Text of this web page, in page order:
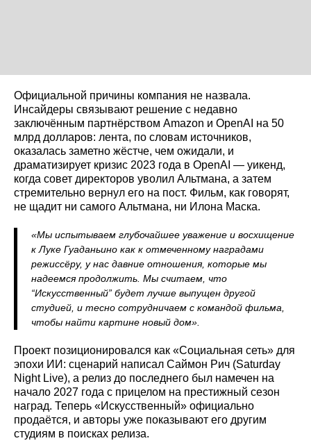
Официальной причины компания не назвала.
Инсайдеры связывают решение с недавно
заключённым партнёрством Amazon и OpenAI на 50
млрд долларов: лента, по словам источников,
оказалась заметно жёстче, чем ожидали, и
драматизирует кризис 2023 года в OpenAI — уикенд,
когда совет директоров уволил Альтмана, а затем
стремительно вернул его на пост. Фильм, как говорят,
не щадит ни самого Альтмана, ни Илона Маска.
«Мы испытываем глубочайшее уважение и восхищение
к Луке Гуаданьино как к отмеченному наградами
режиссёру, у нас давние отношения, которые мы
надеемся продолжить. Мы считаем, что
“Искусственный” будет лучше выпущен другой
студией, и тесно сотрудничаем с командой фильма,
чтобы найти картине новый дом».
Проект позиционировался как «Социальная сеть» для
эпохи ИИ: сценарий написал Саймон Рич (Saturday
Night Live), а релиз до последнего был намечен на
начало 2027 года с прицелом на престижный сезон
наград. Теперь «Искусственный» официально
продаётся, и авторы уже показывают его другим
студиям в поисках релиза.